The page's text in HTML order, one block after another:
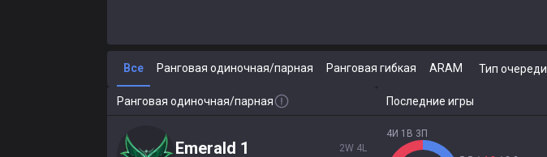
Все Ранговая одиночная/парная Ранговая гибкая ARAM Тип очереди
Ранговая одиночная/парная
emerald 1 2W 4L
Последние игры
4И 1В 3П